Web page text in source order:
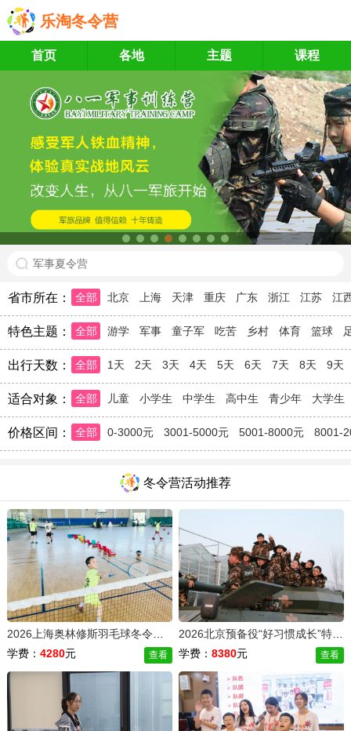
乐淘冬令营
首页 各地 主题 课程
军事夏令营
省市所在： 全部 北京 上海 天津 重庆 广东 浙江 江苏 江
特色主题： 全部 游学 军事 童子军 吃苦 乡村 体育 篮球
出行天数： 全部 1天 2天 3天 4天 5天 6天 7天 8天 9天
适合对象： 全部 儿童 小学生 中学生 高中生 青少年 大学生
价格区间： 全部 0-3000元 3001-5000元 5001-8000元 8001-
冬令营活动推荐
学费： 4280元 查看
学费：8380元 查看